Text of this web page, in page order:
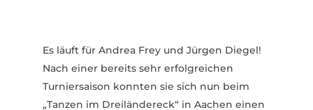
Es läuft für Andrea Frey und Jürgen Diegel!
Nach einer bereits sehr erfolg­reichen
Turnier­saison konnten sie sich nun beim
„Tanzen im Drei­län­dereck“ in Aachen einen